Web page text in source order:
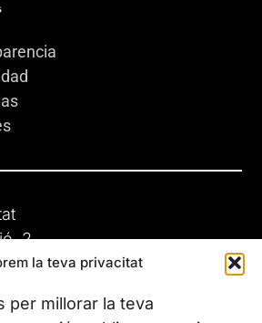
la teva privacitat
per millorar la teva
2
(Barcelona)
sedes